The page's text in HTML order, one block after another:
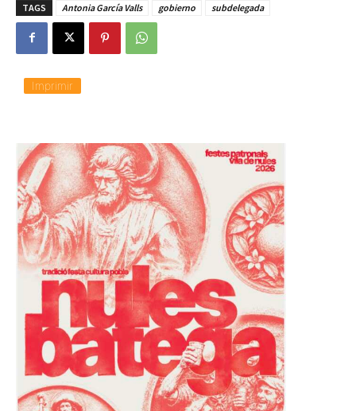
TAGS Antonia García Valls gobierno subdelegada
Imprimir